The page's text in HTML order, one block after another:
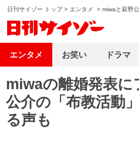
日刊サイゾー トップ> エンタメ > miwaと萩野
miwaの離婚発表
公介の「布教活動
る声も
エンタメ お笑い ドラマ